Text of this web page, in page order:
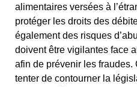
alimentaires versées à
protéger les droits des
également des risques
doivent être vigilantes face
afin de prévenir les
tenter de contourner la